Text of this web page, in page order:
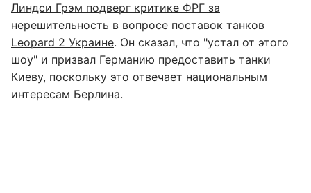
Линдси Грэм подверг критике ФРГ за
нерешительность в вопросе поставок танков
Leopard 2 Украине. Он сказал, что "устал от этого
шоу" и призвал Германию предоставить танки
Киеву, поскольку это отвечает национальным
интересам Берлина.